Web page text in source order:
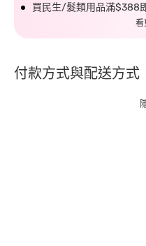
買民生/髮類用品滿$388
看
付款方式與配送方式